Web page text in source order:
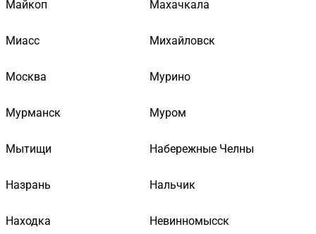
Майкоп Махачкала
Миасс Михайловск
Москва Мурино
Мурманск Муром
Мытищи Набережные Челны
Назрань Нальчик
Находка Невинномысск